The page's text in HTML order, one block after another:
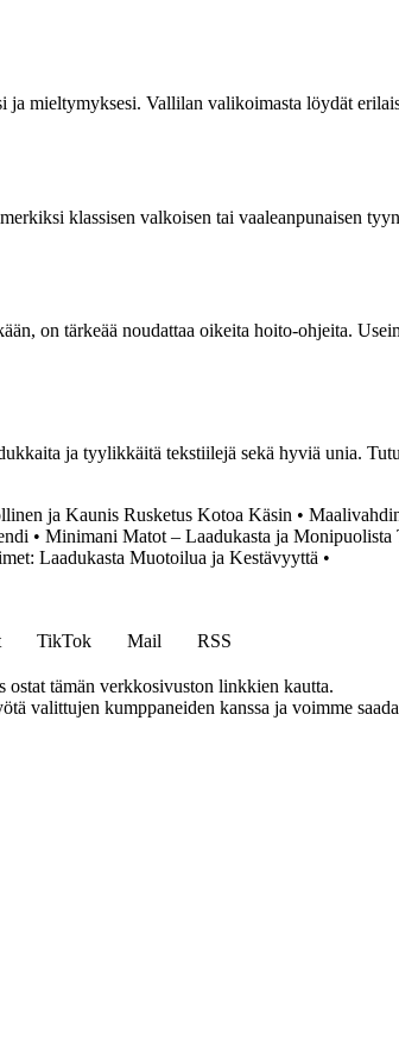
mieltymyksesi. Vallilan valikoimasta löydät
klassisen valkoisen tai vaaleanpunaisen
on tärkeää noudattaa oikeita hoito-ohjeita.
ja tyylikkäitä tekstiilejä sekä hyviä unia.
ja Kaunis Rusketus Kotoa Käsin •
• Minimani Matot – Laadukasta ja
Laadukasta Muotoilua ja Kestävyyttä •
TikTok Mail
RSS
ostat tämän verkkosivuston linkkien kautta.
valittujen kumppaneiden kanssa ja voimme